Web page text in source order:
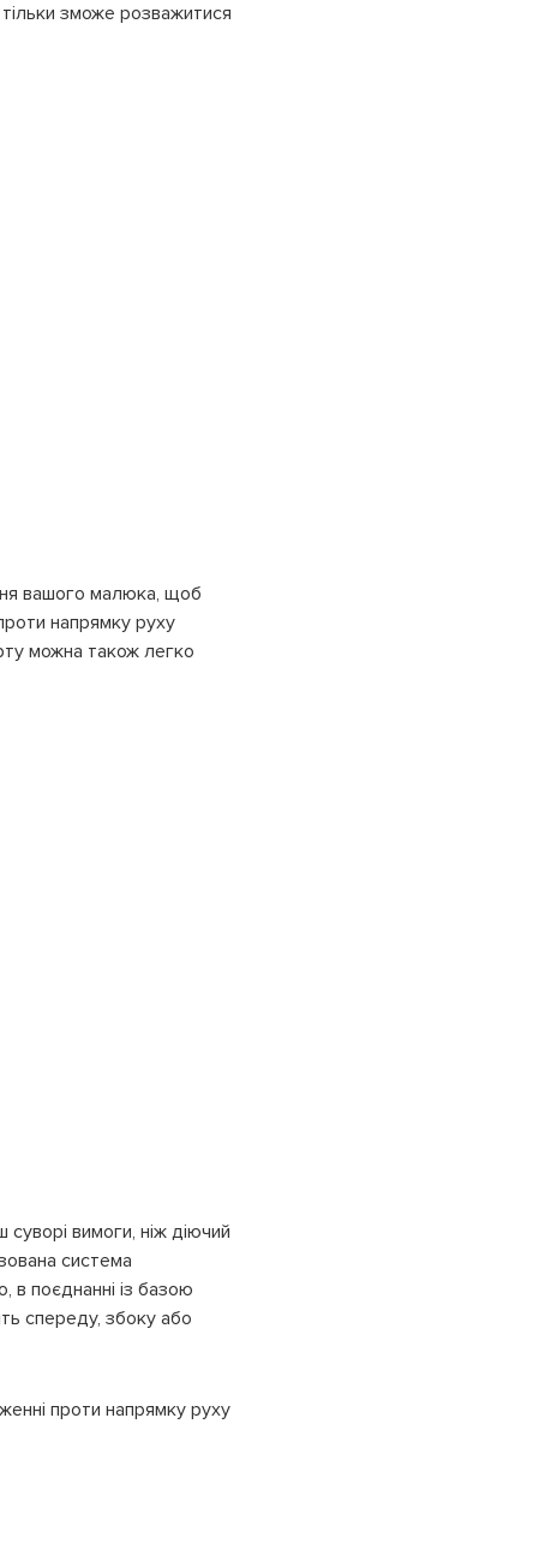
зможе розважитися
вашого малюка, щоб
напрямку руху
можна також легко
вимоги, ніж діючий
система
в поєднанні із базою
спереду, збоку або
проти напрямку руху